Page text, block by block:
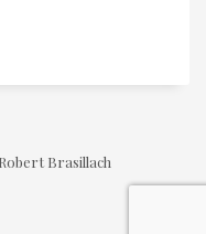
Brasillach